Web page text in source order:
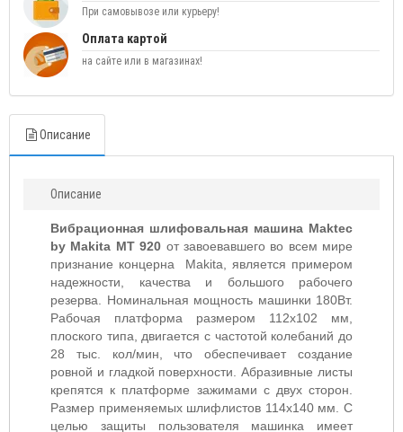
При самовывозе или курьеру!
Оплата картой
на сайте или в магазинах!
Описание
Описание
Вибрационная шлифовальная машина Maktec
by Makita МТ 920 от завоевавшего во всем мире
признание концерна Makita, является примером
надежности, качества и большого рабочего
резерва. Номинальная мощность машинки 180Вт.
Рабочая платформа размером 112х102 мм,
плоского типа, двигается с частотой колебаний до
28 тыс. кол/мин, что обеспечивает создание
ровной и гладкой поверхности. Абразивные листы
крепятся к платформе зажимами с двух сторон.
Размер применяемых шлифлистов 114х140 мм. С
целью защиты пользователя машинка имеет